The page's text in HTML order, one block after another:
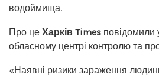
водоймища.
Про це Харків Times повідомили
обласному центрі контролю та
«Наявні ризики зараження